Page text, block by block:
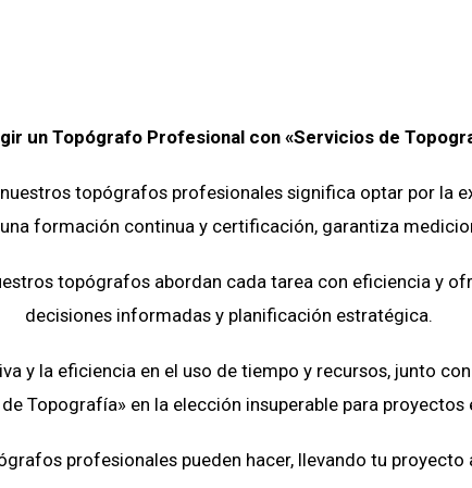
un Topógrafo Profesional con «Servicios de
topógrafos profesionales significa optar por la
formación continua y certificación, garantiza
topógrafos abordan cada tarea con eficiencia y
decisiones informadas y planificación estratégica.
y la eficiencia en el uso de tiempo y recursos, junto
Topografía» en la elección insuperable para proyectos
profesionales pueden hacer, llevando tu proyecto